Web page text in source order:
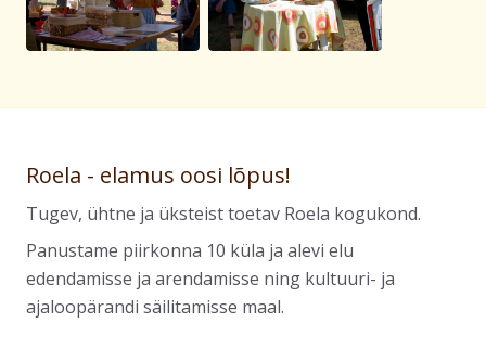
Roela - elamus oosi lõpus!
Tugev, ühtne ja üksteist toetav Roela kogukond.
Panustame piirkonna 10 küla ja alevi elu
edendamisse ja arendamisse ning kultuuri- ja
ajaloopärandi säilitamisse maal.